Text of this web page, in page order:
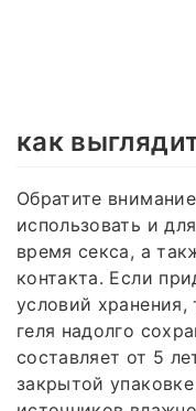
как
Обратите
использовать и
время секса, а
контакта. Если
условий хранения,
геля надолго
составляет от 5
закрытой